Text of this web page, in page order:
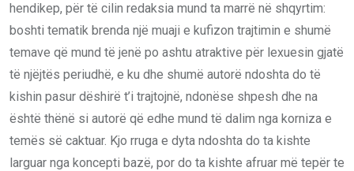
hendikep, për të cilin redaksia mund ta marrë në shqyrtim:
boshti tematik brenda një muaji e kufizon trajtimin e shumë
temave që mund të jenë po ashtu atraktive për lexuesin gjatë
të njëjtës periudhë, e ku dhe shumë autorë ndoshta do të
kishin pasur dëshirë t’i trajtojnë, ndonëse shpesh dhe na
është thënë si autorë që edhe mund të dalim nga korniza e
temës së caktuar. Kjo rruga e dyta ndoshta do ta kishte
larguar nga koncepti bazë, por do ta kishte afruar më tepër te